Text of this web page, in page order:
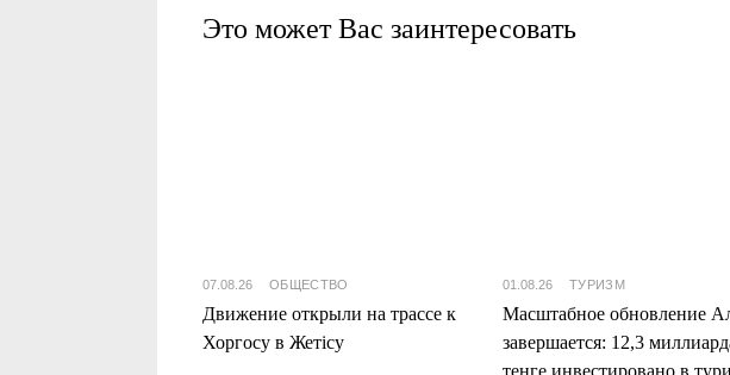
Это может Вас заинтересовать
07.08.26 ОБЩЕСТВО
Движение открыли на трассе к
Хоргосу в Жетісу
01.08.26 ТУРИЗМ
Масштабное обновление
завершается: 12,3
тенге инвестировано в